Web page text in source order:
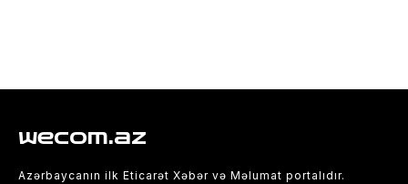
wecom.az
Azərbaycanın ilk Eticarət Xəbər və Məlumat portalıdır.